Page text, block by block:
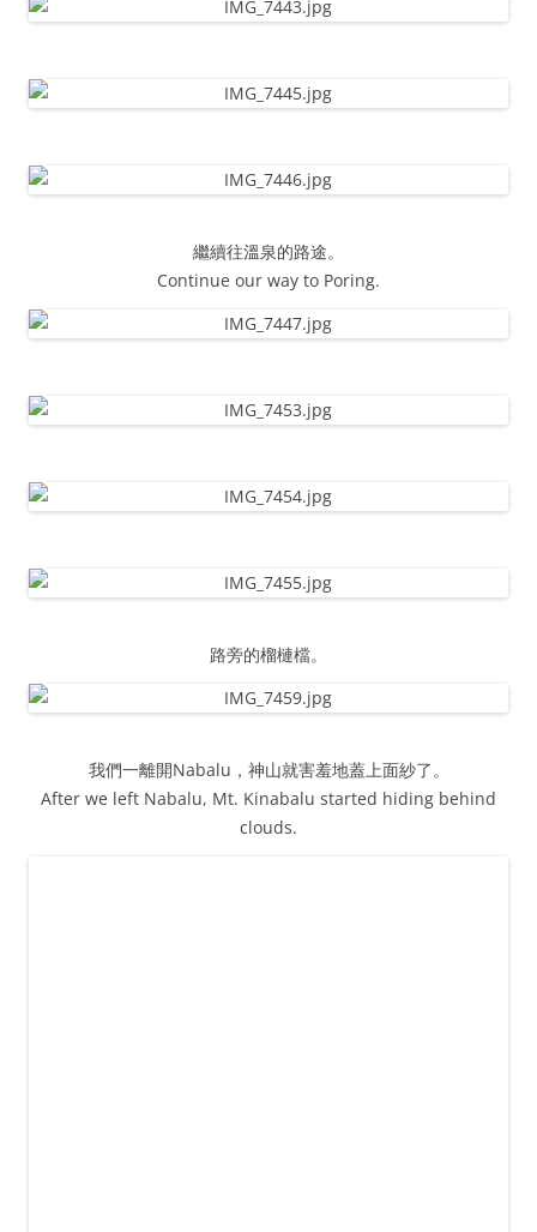
繼續往溫泉的路途。
Continue our way to Poring.
路旁的榴槤檔。
我們一離開Nabalu，神山就害羞地蓋上面紗了。
After we left Nabalu, Mt. Kinabalu started hiding behind
clouds.